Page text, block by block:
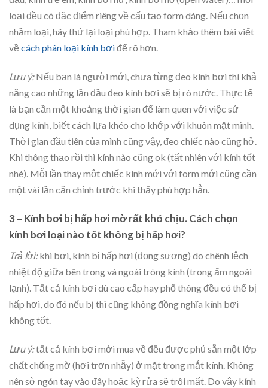
loại đều có đặc điểm riêng về cấu tạo form dáng. Nếu chọn
nhầm loại, hãy thử lại loại phù hợp. Tham khảo thêm bài viết
về cách phân loại kính bơiđể rõ hơn.
Lưu ý:Nếu bạn là người mới, chưa từng đeo kính bơi thì khả
năng cao những lần đầu đeo kính bơi sẽ bị rò nước. Thực tế
là bạn cần một khoảng thời gian để làm quen với việc sử
dụng kính, biết cách lựa khéo cho khớp với khuôn mặt mình.
Thời gian đầu tiên của mình cũng vậy, đeo chiếc nào cũng hở.
Khi thông thạo rồi thì kính nào cũng ok (tất nhiên với kính tốt
nhé). Mỗi lần thay một chiếc kính mới với form mới cũng cần
một vài lần căn chỉnh trước khi thấy phù hợp hẳn.
3 – Kính bơi bị hấp hơi mờ rất khó chịu. Cách chọn
kính bơi loại nào tốt không bị hấp hơi?
Trả lời:khi bơi, kính bị hấp hơi (đọng sương) do chênh lệch
nhiệt độ giữa bên trong và ngoài tròng kính (trong ấm ngoài
lạnh). Tất cả kính bơi dù cao cấp hay phổ thông đều có thể bị
hấp hơi, do đó nếu bị thì cũng không đồng nghĩa kính bơi
không tốt.
Lưu ý:tất cả kính bơi mới mua về đều được phủ sẵn một lớp
chất chống mờ (hơi trơn nhẫy) ở mặt trong mắt kính. Không
nên sờ ngón tay vào đây hoặc kỳ rửa sẽ trôi mất. Do vậy kính